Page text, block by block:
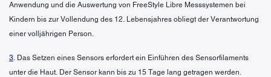
Anwendung und die Auswertung von FreeStyle Libre Messsystemen bei
Kindern bis zur Vollendung des 12. Lebensjahres obliegt der Verantwortung
einer volljährigen Person.
3. Das Setzen eines Sensors erfordert ein Einführen des Sensorfilaments
unter die Haut. Der Sensor kann bis zu 15 Tage lang getragen werden.